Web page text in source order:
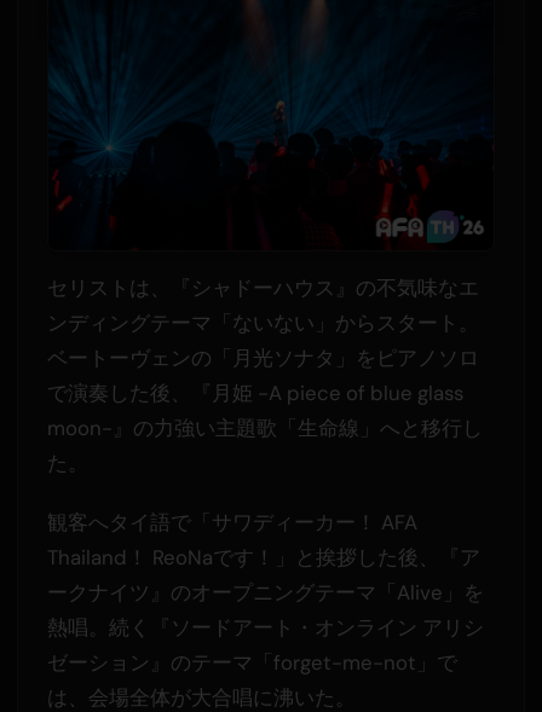
セリストは、『シャドーハウス』の不気味なエ
ンディングテーマ「ないない」からスタート。
ベートーヴェンの「月光ソナタ」をピアノソロ
で演奏した後、『月姫 -A piece of blue glass
moon-』の力強い主題歌「生命線」へと移行し
た。
観客へタイ語で「サワディーカー！ AFA
Thailand！ ReoNaです！」と挨拶した後、『ア
ークナイツ』のオープニングテーマ「Alive」を
熱唱。続く『ソードアート・オンライン アリシ
ゼーション』のテーマ「forget-me-not」で
は、会場全体が大合唱に沸いた。